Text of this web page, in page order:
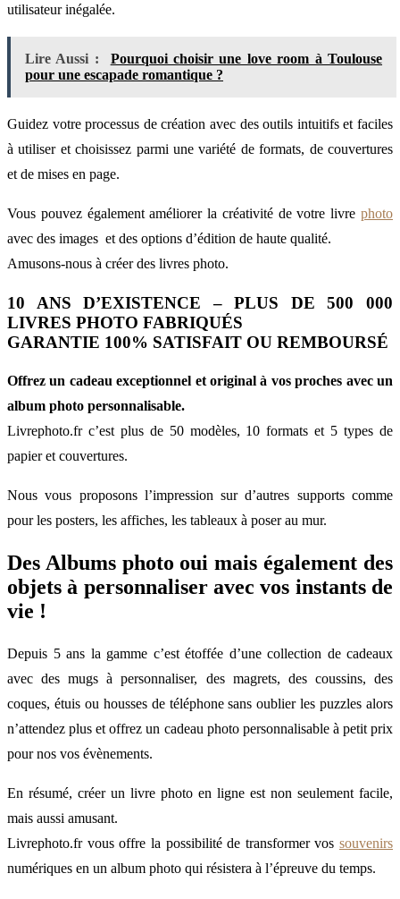
utilisateur inégalée.
Lire Aussi :
Pourquoi choisir une love room à Toulouse
pour une escapade romantique ?
Guidez votre processus de création avec des outils intuitifs et faciles
à utiliser et choisissez parmi une variété de formats, de couvertures
et de mises en page.
Vous pouvez également améliorer la créativité de votre livre photo
avec des images et des options d’édition de haute qualité.
Amusons-nous à créer des livres photo.
10 ANS D’EXISTENCE – PLUS DE 500 000
LIVRES PHOTO FABRIQUÉS
GARANTIE 100% SATISFAIT OU REMBOURSÉ
Offrez un cadeau exceptionnel et original à vos proches avec un
album photo personnalisable.
Livrephoto.fr c’est plus de 50 modèles, 10 formats et 5 types de
papier et couvertures.
Nous vous proposons l’impression sur d’autres supports comme
pour les posters, les affiches, les tableaux à poser au mur.
Des Albums photo oui mais également des
objets à personnaliser avec vos instants de
vie !
Depuis 5 ans la gamme c’est étoffée d’une collection de cadeaux
avec des mugs à personnaliser, des magrets, des coussins, des
coques, étuis ou housses de téléphone sans oublier les puzzles alors
n’attendez plus et offrez un cadeau photo personnalisable à petit prix
pour nos vos évènements.
En résumé, créer un livre photo en ligne est non seulement facile,
mais aussi amusant.
Livrephoto.fr vous offre la possibilité de transformer vos souvenirs
numériques en un album photo qui résistera à l’épreuve du temps.